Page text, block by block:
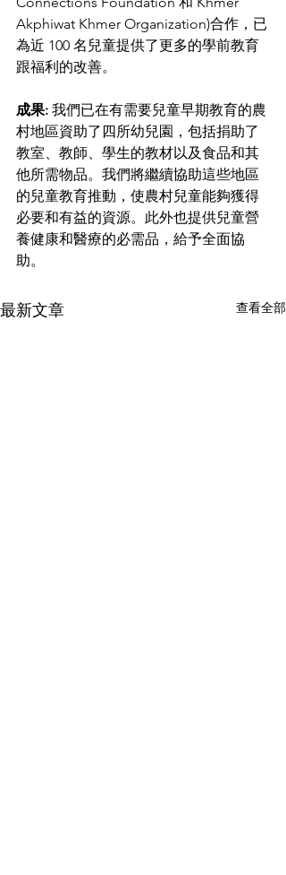
Akphiwat Khmer Organization)合作，已
為近 100 名兒童提供了更多的學前教育
跟福利的改善。
成果: 我們已在有需要兒童早期教育的農
村地區資助了四所幼兒園，包括捐助了
教室、教師、學生的教材以及食品和其
他所需物品。我們將繼續協助這些地區
的兒童教育推動，使農村兒童能夠獲得
必要和有益的資源。此外也提供兒童營
養健康和醫療的必需品，給予全面協
助。
最新文章 查看全部